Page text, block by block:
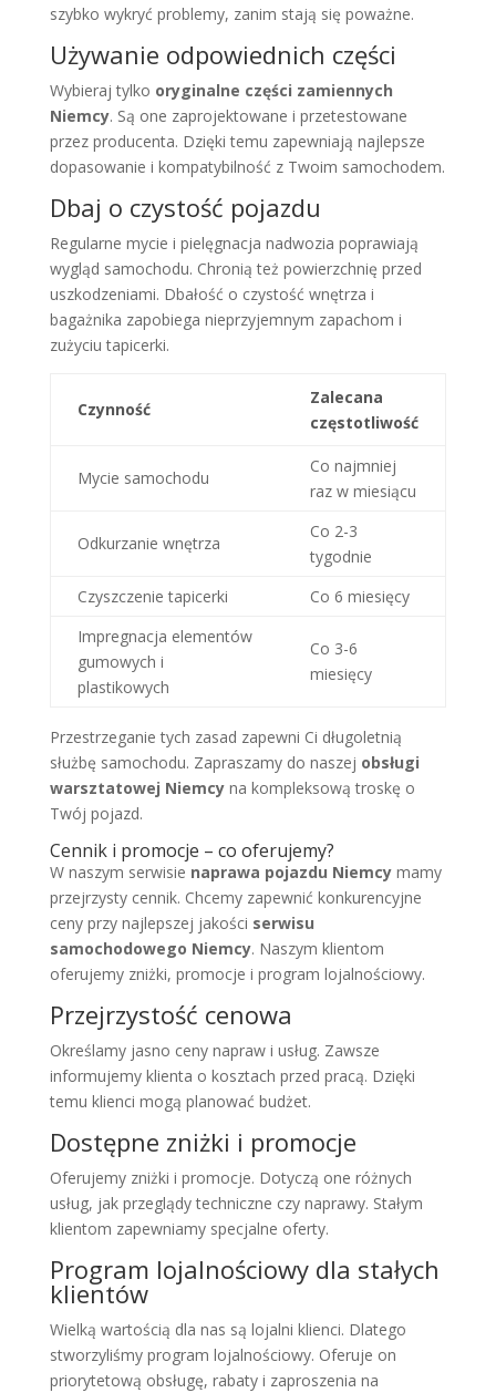
szybko wykryć problemy, zanim stają się poważne.
Używanie odpowiednich części
Wybieraj tylko oryginalne części zamiennych
Niemcy. Są one zaprojektowane i przetestowane
przez producenta. Dzięki temu zapewniają najlepsze
dopasowanie i kompatybilność z Twoim samochodem.
Dbaj o czystość pojazdu
Regularne mycie i pielęgnacja nadwozia poprawiają
wygląd samochodu. Chronią też powierzchnię przed
uszkodzeniami. Dbałość o czystość wnętrza i
bagażnika zapobiega nieprzyjemnym zapachom i
zużyciu tapicerki.
Czynność
Zalecana
częstotliwość
Mycie samochodu
Co najmniej
raz w miesiącu
Odkurzanie wnętrza
Co 2-3
tygodnie
Czyszczenie tapicerki
Co 6 miesięcy
Impregnacja elementów
gumowych i
plastikowych
Co 3-6
miesięcy
Przestrzeganie tych zasad zapewni Ci długoletnią
służbę samochodu. Zapraszamy do naszej obsługi
warsztatowej Niemcyna kompleksową troskę o
Twój pojazd.
Cennik i promocje – co oferujemy?
W naszym serwisie naprawa pojazdu Niemcymamy
przejrzysty cennik. Chcemy zapewnić konkurencyjne
ceny przy najlepszej jakości serwisu
samochodowego Niemcy. Naszym klientom
oferujemy zniżki, promocje i program lojalnościowy.
Przejrzystość cenowa
Określamy jasno ceny napraw i usług. Zawsze
informujemy klienta o kosztach przed pracą. Dzięki
temu klienci mogą planować budżet.
Dostępne zniżki i promocje
Oferujemy zniżki i promocje. Dotyczą one różnych
usług, jak przeglądy techniczne czy naprawy. Stałym
klientom zapewniamy specjalne oferty.
Program lojalnościowy dla stałych
klientów
Wielką wartością dla nas są lojalni klienci. Dlatego
stworzyliśmy program lojalnościowy. Oferuje on
priorytetową obsługę, rabaty i zaproszenia na